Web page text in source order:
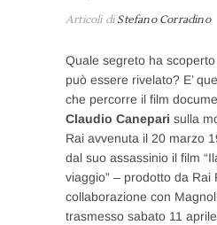
Articoli diStefano Corradino
Quale segreto ha
può essere rivelato? E’
che percorre il film
Claudio Canepari sulla
Rai avvenuta il 20 marzo
dal suo assassinio il film
viaggio” – prodotto da Rai
collaborazione con
trasmesso sabato 11